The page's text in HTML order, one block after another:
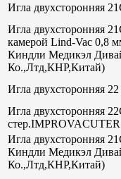
Игла двухсторонняя
Игла двухсторонняя
камерой Lind-Vac 0,8
Киндли Медикэл
Ко.,Лтд,КНР,Китай)
Игла двухсторонняя
Игла двухсторонняя
стер.IMPROVACUTER
Игла двухсторонняя
Киндли Медикэл
Ко.,Лтд,КНР,Китай)